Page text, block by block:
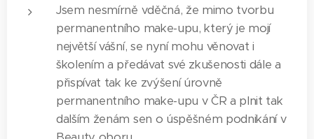
Jsem nesmírně vděčná, že mimo tvorbu
permanentního make-upu, který je mojí
největší vášní, se nyní mohu věnovat i
školením a předávat své zkušenosti dále a
přispívat tak ke zvýšení úrovně
permanentního make-upu v ČR a plnit tak
dalším ženám sen o úspěšném podnikání v